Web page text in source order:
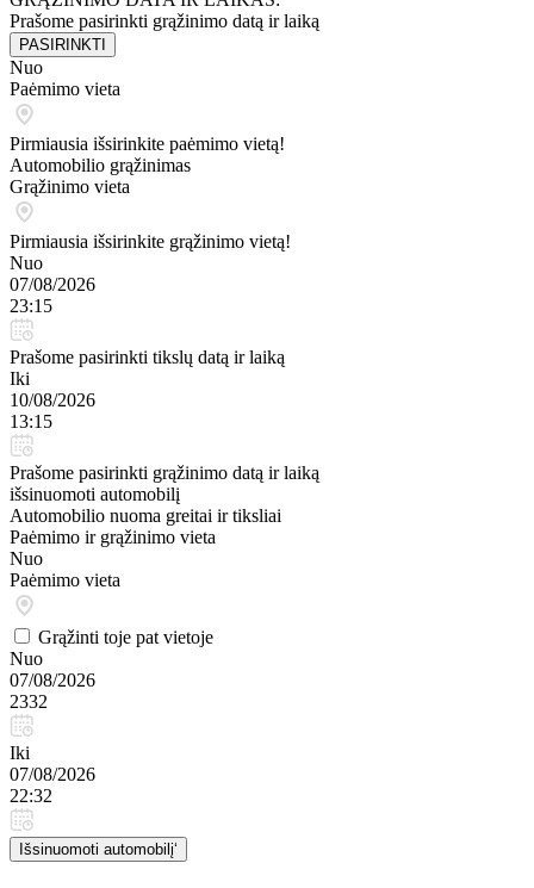
Prašome pasirinkti grąžinimo datą ir laiką
PASIRINKTI
Nuo
Paėmimo vieta
Pirmiausia išsirinkite paėmimo vietą!
Automobilio grąžinimas
Grąžinimo vieta
Pirmiausia išsirinkite grąžinimo vietą!
Nuo
07/08/2026
23:15
Prašome pasirinkti tikslų datą ir laiką
Iki
10/08/2026
13:15
Prašome pasirinkti grąžinimo datą ir laiką
išsinuomoti automobilį
Automobilio nuoma greitai ir tiksliai
Paėmimo ir grąžinimo vieta
Nuo
Paėmimo vieta
Grąžinti toje pat vietoje
Nuo
07/08/2026
2332
Iki
07/08/2026
22:32
Išsinuomoti automobilį‘